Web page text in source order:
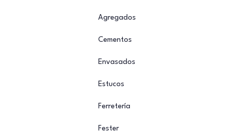
Agregados
Cementos
Envasados
Estucos
Ferretería
Fester